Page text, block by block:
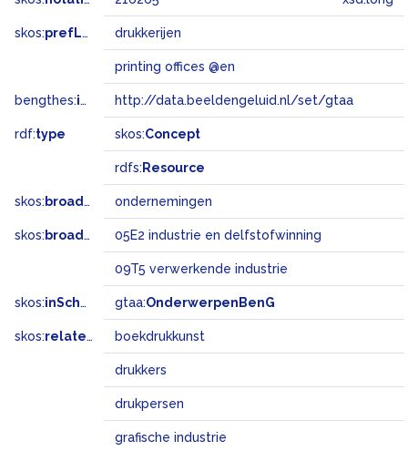
skos:prefLabel drukkerijen
printing offices @en
bengthes:inSet http://data.beeldengeluid.nl/set/gtaa
rdf:type skos:Concept
rdfs: Resource
skos: broader ondernemingen
skos: broadMatch 05E2 industrie en delfstofwinning
09T5 verwerkende industrie
skos:inScheme gtaa:OnderwerpenBenG
skos:related boekdrukkunst
drukkers
drukpersen
grafische industrie